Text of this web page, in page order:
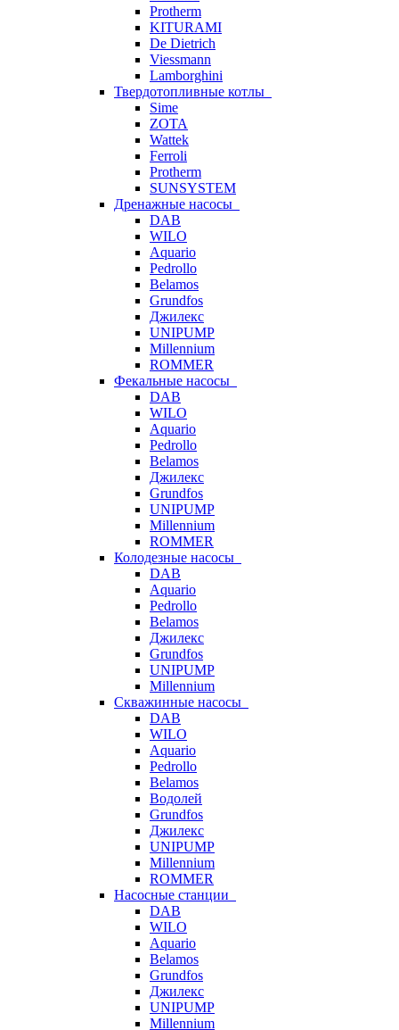
Protherm
KITURAMI
De Dietrich
Viessmann
Lamborghini
Твердотопливные котлы
Sime
ZOTA
Wattek
Ferroli
Protherm
SUNSYSTEM
Дренажные насосы
DAB
WILO
Aquario
Pedrollo
Belamos
Grundfos
Джилекс
UNIPUMP
Millennium
ROMMER
Фекальные насосы
DAB
WILO
Aquario
Pedrollo
Belamos
Джилекс
Grundfos
UNIPUMP
Millennium
ROMMER
Колодезные насосы
DAB
Aquario
Pedrollo
Belamos
Джилекс
Grundfos
UNIPUMP
Millennium
Скважинные насосы
DAB
WILO
Aquario
Pedrollo
Belamos
Водолей
Grundfos
Джилекс
UNIPUMP
Millennium
ROMMER
Насосные станции
DAB
WILO
Aquario
Belamos
Grundfos
Джилекс
UNIPUMP
Millennium